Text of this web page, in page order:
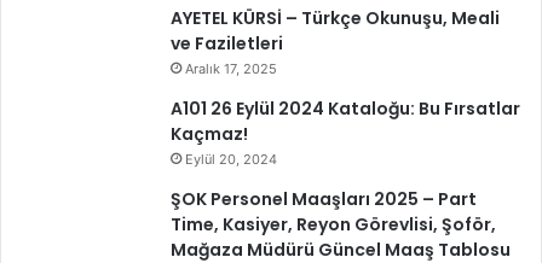
AYETEL KÜRSİ – Türkçe Okunuşu, Meali
ve Faziletleri
Aralık 17, 2025
A101 26 Eylül 2024 Kataloğu: Bu Fırsatlar
Kaçmaz!
Eylül 20, 2024
ŞOK Personel Maaşları 2025 – Part
Time, Kasiyer, Reyon Görevlisi, Şoför,
Mağaza Müdürü Güncel Maaş Tablosu